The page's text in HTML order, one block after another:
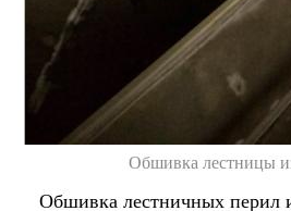
Обшивка лестницы
Обшивка лестничных перил